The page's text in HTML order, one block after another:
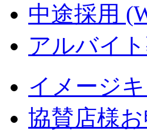
中途採用
アルバイ
イメージ
協賛店様